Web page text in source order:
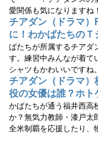
愛関係も気になりますね
チアダン（ドラマ
に！わかばたちのＴ
ばたちが所属するチアダ
す。練習中みんなが着て
シャツもかわいいですね
チアダン（ドラマ）
役の女優は誰？ホト
かばたちが通う福井西高
か？無気力教師・漆戸太
全米制覇を応援したり、